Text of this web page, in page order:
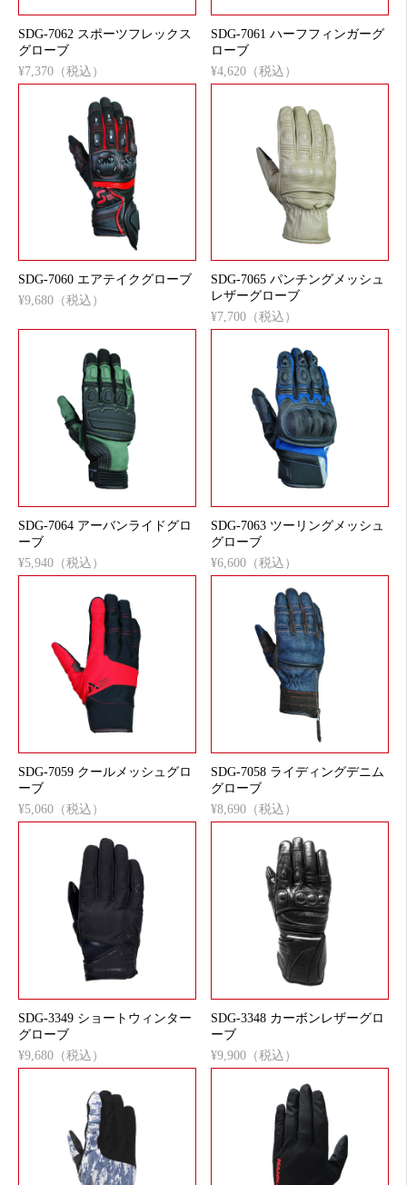
SDG-7062 スポーツフレックス
グローブ
¥7,370（税込）
SDG-7061 ハーフフィンガーグ
ローブ
¥4,620（税込）
SDG-7060 エアテイクグローブ
¥9,680（税込）
SDG-7065 パンチングメッシュ
レザーグローブ
¥7,700（税込）
SDG-7064 アーバンライドグロ
ーブ
¥5,940（税込）
SDG-7063 ツーリングメッシュ
グローブ
¥6,600（税込）
SDG-7059 クールメッシュグロ
ーブ
¥5,060（税込）
SDG-7058 ライディングデニム
グローブ
¥8,690（税込）
SDG-3349 ショートウィンター
グローブ
¥9,680（税込）
SDG-3348 カーボンレザーグロ
ーブ
¥9,900（税込）